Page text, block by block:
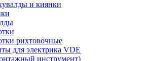
и киянки
рихтовочные
для электрика VDE
инструмент)